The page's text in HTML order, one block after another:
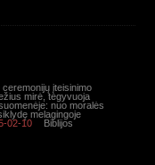
įteisinimo
mirė, tegyvuoja
nuo moralės
melagingoje
02-10
Biblijos